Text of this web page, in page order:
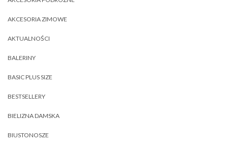
AKCESORIA ZIMOWE
AKTUALNOŚCI
BALERINY
BASIC PLUS SIZE
BESTSELLERY
BIELIZNA DAMSKA
BIUSTONOSZE